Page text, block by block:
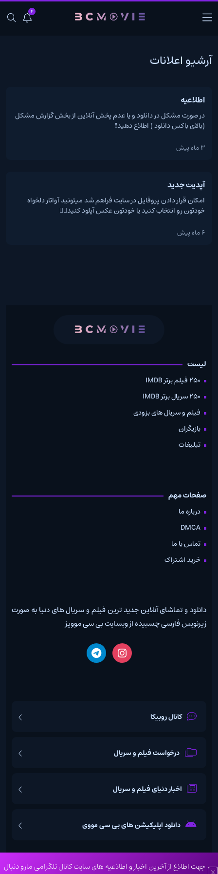
2
آرشیو اعلانات
اطلاعیه
در صورت مشکل در دانلود و یا عدم پخش آنلاین از بخش گزارش مشکل
(بالای باکس دانلود ) اطلاع دهید❗
3 ماه پیش
آپدیت جدید
امکان قرار دادن پروفایل در سایت فراهم شد میتونید آواتار دلخواه
خودتون رو انتخاب کنید یا خودتون عکس آپلود کنید👌🏻
6 ماه پیش
جهت اطلاع از آخرین اخبار و اطلاعیه های سایت کانال تلگرامی مارو دنبال
لیست
250 فیلم برتر IMDB
250 سریال برتر IMDB
فیلم و سریال های بزودی
بازیگران
تبلیغات
صفحات مهم
درباره ما
DMCA
تماس با ما
خرید اشتراک
دانلود و تماشای آنلاین جدید ترین فیلم و سریال های دنیا به صورت
زیرنویس فارسی چسبیده از وبسایت بی سی موویز
کانال روبیکا
درخواست فیلم و سریال
اخبار دنیای فیلم و سریال
دانلود اپلیکیشن های بی سی مووی